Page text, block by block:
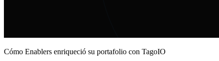
Cómo Enablers enriqueció su portafolio con TagoIO